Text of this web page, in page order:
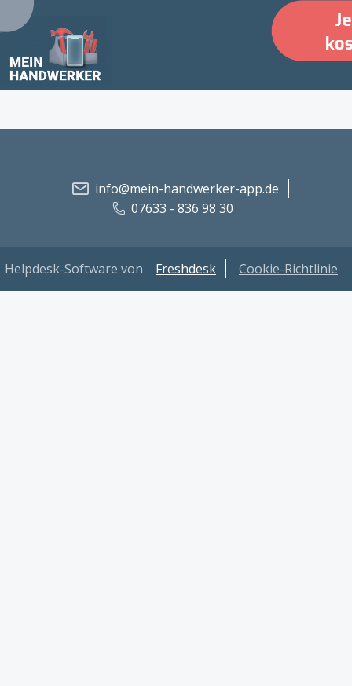
info@mein-handwerker-app.de
07633 - 836 98 30
Helpdesk-Software von Freshdesk Cookie-Richtlinie